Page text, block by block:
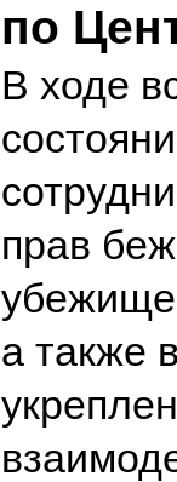
по
В ходе
прав
а также